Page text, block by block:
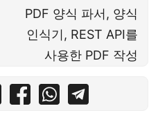
PDF 양식 파서, 양식
인식기, REST API를
사용한 PDF 작성